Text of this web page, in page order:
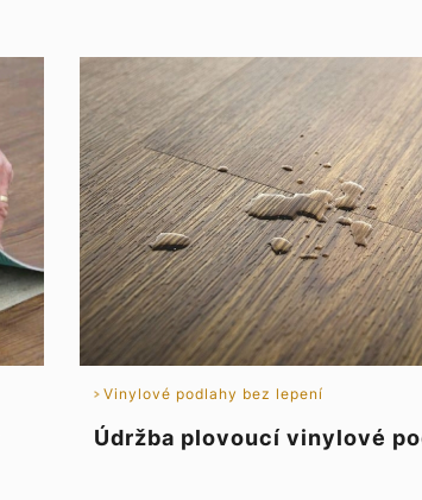
Vinylové podlahy bez lepení
Údržba plovoucí vinylové